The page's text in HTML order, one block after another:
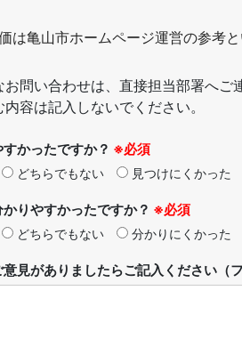
は亀山市ホームページ運営の参考
お問い合わせは、直接担当部署へご
容は記入しないでください。
かったですか？ ※必須
どちらでもない 見つけにくかった
りやすかったですか？ ※必須
どちらでもない 分かりにくかった
見がありましたらご記入ください